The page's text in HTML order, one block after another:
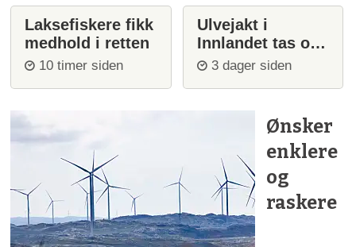
Laksefiskere fikk
medhold i retten
10 timer siden
Ulvejakt i
Innlandet tas opp
igjen
3 dager siden
Ønsker
enklere
og
raskere